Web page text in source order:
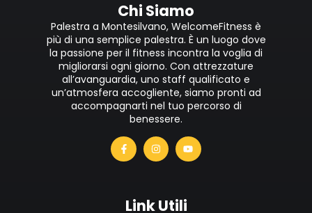
Chi Siamo
Palestra a Montesilvano, WelcomeFitness è
più di una semplice palestra. È un luogo dove
la passione per il fitness incontra la voglia di
migliorarsi ogni giorno. Con attrezzature
all’avanguardia, uno staff qualificato e
un’atmosfera accogliente, siamo pronti ad
accompagnarti nel tuo percorso di
benessere.
Link Utili